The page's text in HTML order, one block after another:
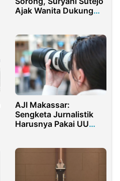
Ajak Wanita Dukung
AJI Makassar:
Sengketa Jurnalistik
Harusnya Pakai UU